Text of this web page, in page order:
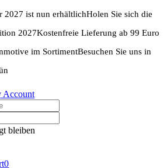
2027 ist nun erhältlichHolen Sie sich die
2027Kostenfreie Lieferung ab 99 Euro
im SortimentBesuchen Sie uns in
Account
bleiben
0